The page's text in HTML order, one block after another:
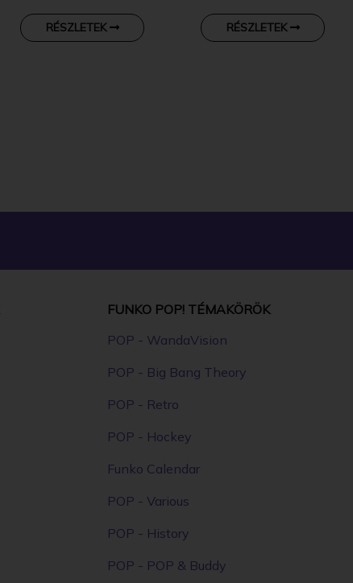
RÉSZLETEK RÉSZLETEK
FUNKO POP! TÉMAKÖRÖK
POP - WandaVision
POP - Big Bang Theory
POP - Retro
POP - Hockey
Funko Calendar
POP - Various
POP - History
POP - POP & Buddy